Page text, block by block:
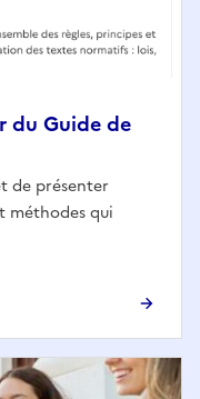
du Guide de
de présenter
méthodes qui